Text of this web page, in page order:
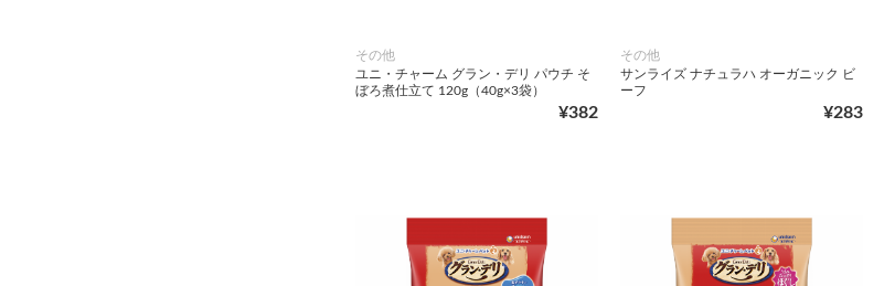
その他
ユニ・チャーム グラン・デリ パウチ そ
ぼろ煮仕立て 120g（40g×3袋）
¥382
その他
サンライズ ナチュラハ オーガニック ビ
ーフ
¥283